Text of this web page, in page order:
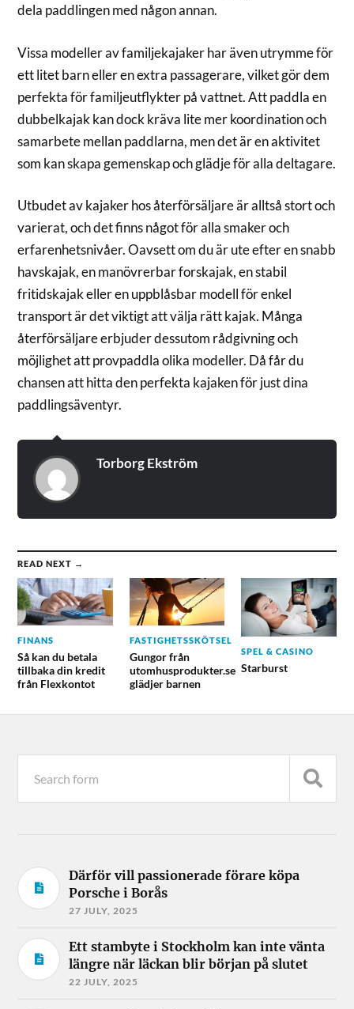
dela paddlingen med någon annan.
Vissa modeller av familjekajaker har även utrymme för
ett litet barn eller en extra passagerare, vilket gör dem
perfekta för familjeutflykter på vattnet. Att paddla en
dubbelkajak kan dock kräva lite mer koordination och
samarbete mellan paddlarna, men det är en aktivitet
som kan skapa gemenskap och glädje för alla deltagare.
Utbudet av kajaker hos återförsäljare är alltså stort och
varierat, och det finns något för alla smaker och
erfarenhetsnivåer. Oavsett om du är ute efter en snabb
havskajak, en manövrerbar forskajak, en stabil
fritidskajak eller en uppblåsbar modell för enkel
transport är det viktigt att välja rätt kajak. Många
återförsäljare erbjuder dessutom rådgivning och
möjlighet att provpaddla olika modeller. Då får du
chansen att hitta den perfekta kajaken för just dina
paddlingsäventyr.
Torborg Ekström
READ NEXT →
FINANS
Så kan du betala
tillbaka din kredit
från Flexkontot
FASTIGHETSSKÖTSEL
Gungor från
utomhusprodukter.se
glädjer barnen
SPEL & CASINO
Starburst
Därför vill passionerade förare köpa
Porsche i Borås
27 JULY, 2025
Ett stambyte i Stockholm kan inte vänta
längre när läckan blir början på slutet
22 JULY, 2025